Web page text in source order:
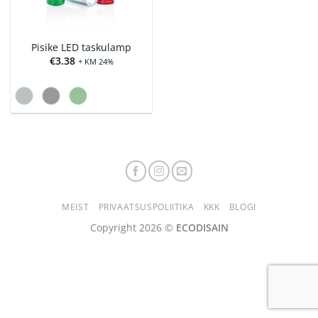
Pisike LED taskulamp
€3.38 + KM 24%
MEIST PRIVAATSUSPOLIITIKA KKK BLOGI
Copyright 2026 © ECODISAIN